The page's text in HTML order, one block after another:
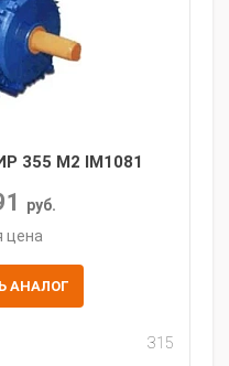
355 M2 IM1081
руб.
цена
АНАЛОГ
315